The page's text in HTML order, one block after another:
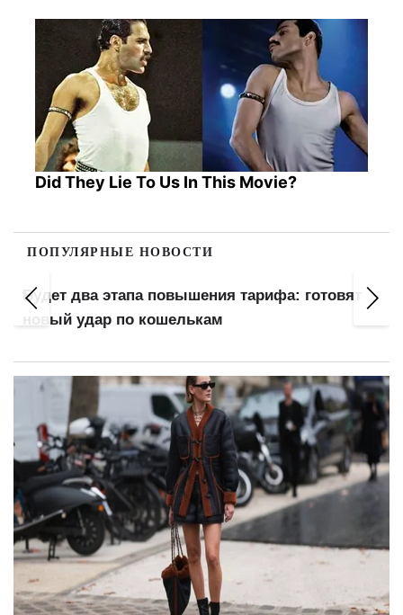
Did They Lie To Us In This Movie?
ПОПУЛЯРНЫЕ НОВОСТИ
250 литров топлива в одни руки: сети АЗС
ввели лимиты на продажу